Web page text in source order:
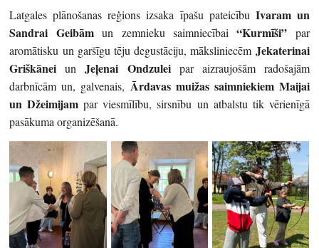
Latgales plānošanas reģions izsaka īpašu pateicību Ivaram un
Sandrai Geibāmun zemnieku saimniecībai“Kurmīši” par
aromātisku un garšīgu tēju degustāciju, māksliniecēm Jekaterinai
Griškānei unJeļenai Ondzulei par aizraujošām radošajām
darbnīcām un, galvenais, Ārdavas muižas saimniekiem Maijai
un Džeimijam par viesmīlību, sirsnību un atbalstu tik vērienīgā
pasākuma organizēšanā.